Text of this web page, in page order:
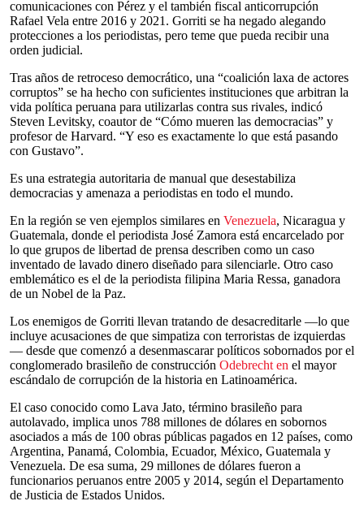
comunicaciones con Pérez y el también fiscal anticorrupción
Rafael Vela entre 2016 y 2021. Gorriti se ha negado alegando
protecciones a los periodistas, pero teme que pueda recibir una
orden judicial.
Tras años de retroceso democrático, una “coalición laxa de actores
corruptos” se ha hecho con suficientes instituciones que arbitran la
vida política peruana para utilizarlas contra sus rivales, indicó
Steven Levitsky, coautor de “Cómo mueren las democracias” y
profesor de Harvard. “Y eso es exactamente lo que está pasando
con Gustavo”.
Es una estrategia autoritaria de manual que desestabiliza
democracias y amenaza a periodistas en todo el mundo.
En la región se ven ejemplos similares en Venezuela, Nicaragua y
Guatemala, donde el periodista José Zamora está encarcelado por
lo que grupos de libertad de prensa describen como un caso
inventado de lavado dinero diseñado para silenciarle. Otro caso
emblemático es el de la periodista filipina Maria Ressa, ganadora
de un Nobel de la Paz.
Los enemigos de Gorriti llevan tratando de desacreditarle —lo que
incluye acusaciones de que simpatiza con terroristas de izquierdas
— desde que comenzó a desenmascarar políticos sobornados por el
conglomerado brasileño de construcción Odebrecht en el mayor
escándalo de corrupción de la historia en Latinoamérica.
El caso conocido como Lava Jato, término brasileño para
autolavado, implica unos 788 millones de dólares en sobornos
asociados a más de 100 obras públicas pagados en 12 países, como
Argentina, Panamá, Colombia, Ecuador, México, Guatemala y
Venezuela. De esa suma, 29 millones de dólares fueron a
funcionarios peruanos entre 2005 y 2014, según el Departamento
de Justicia de Estados Unidos.